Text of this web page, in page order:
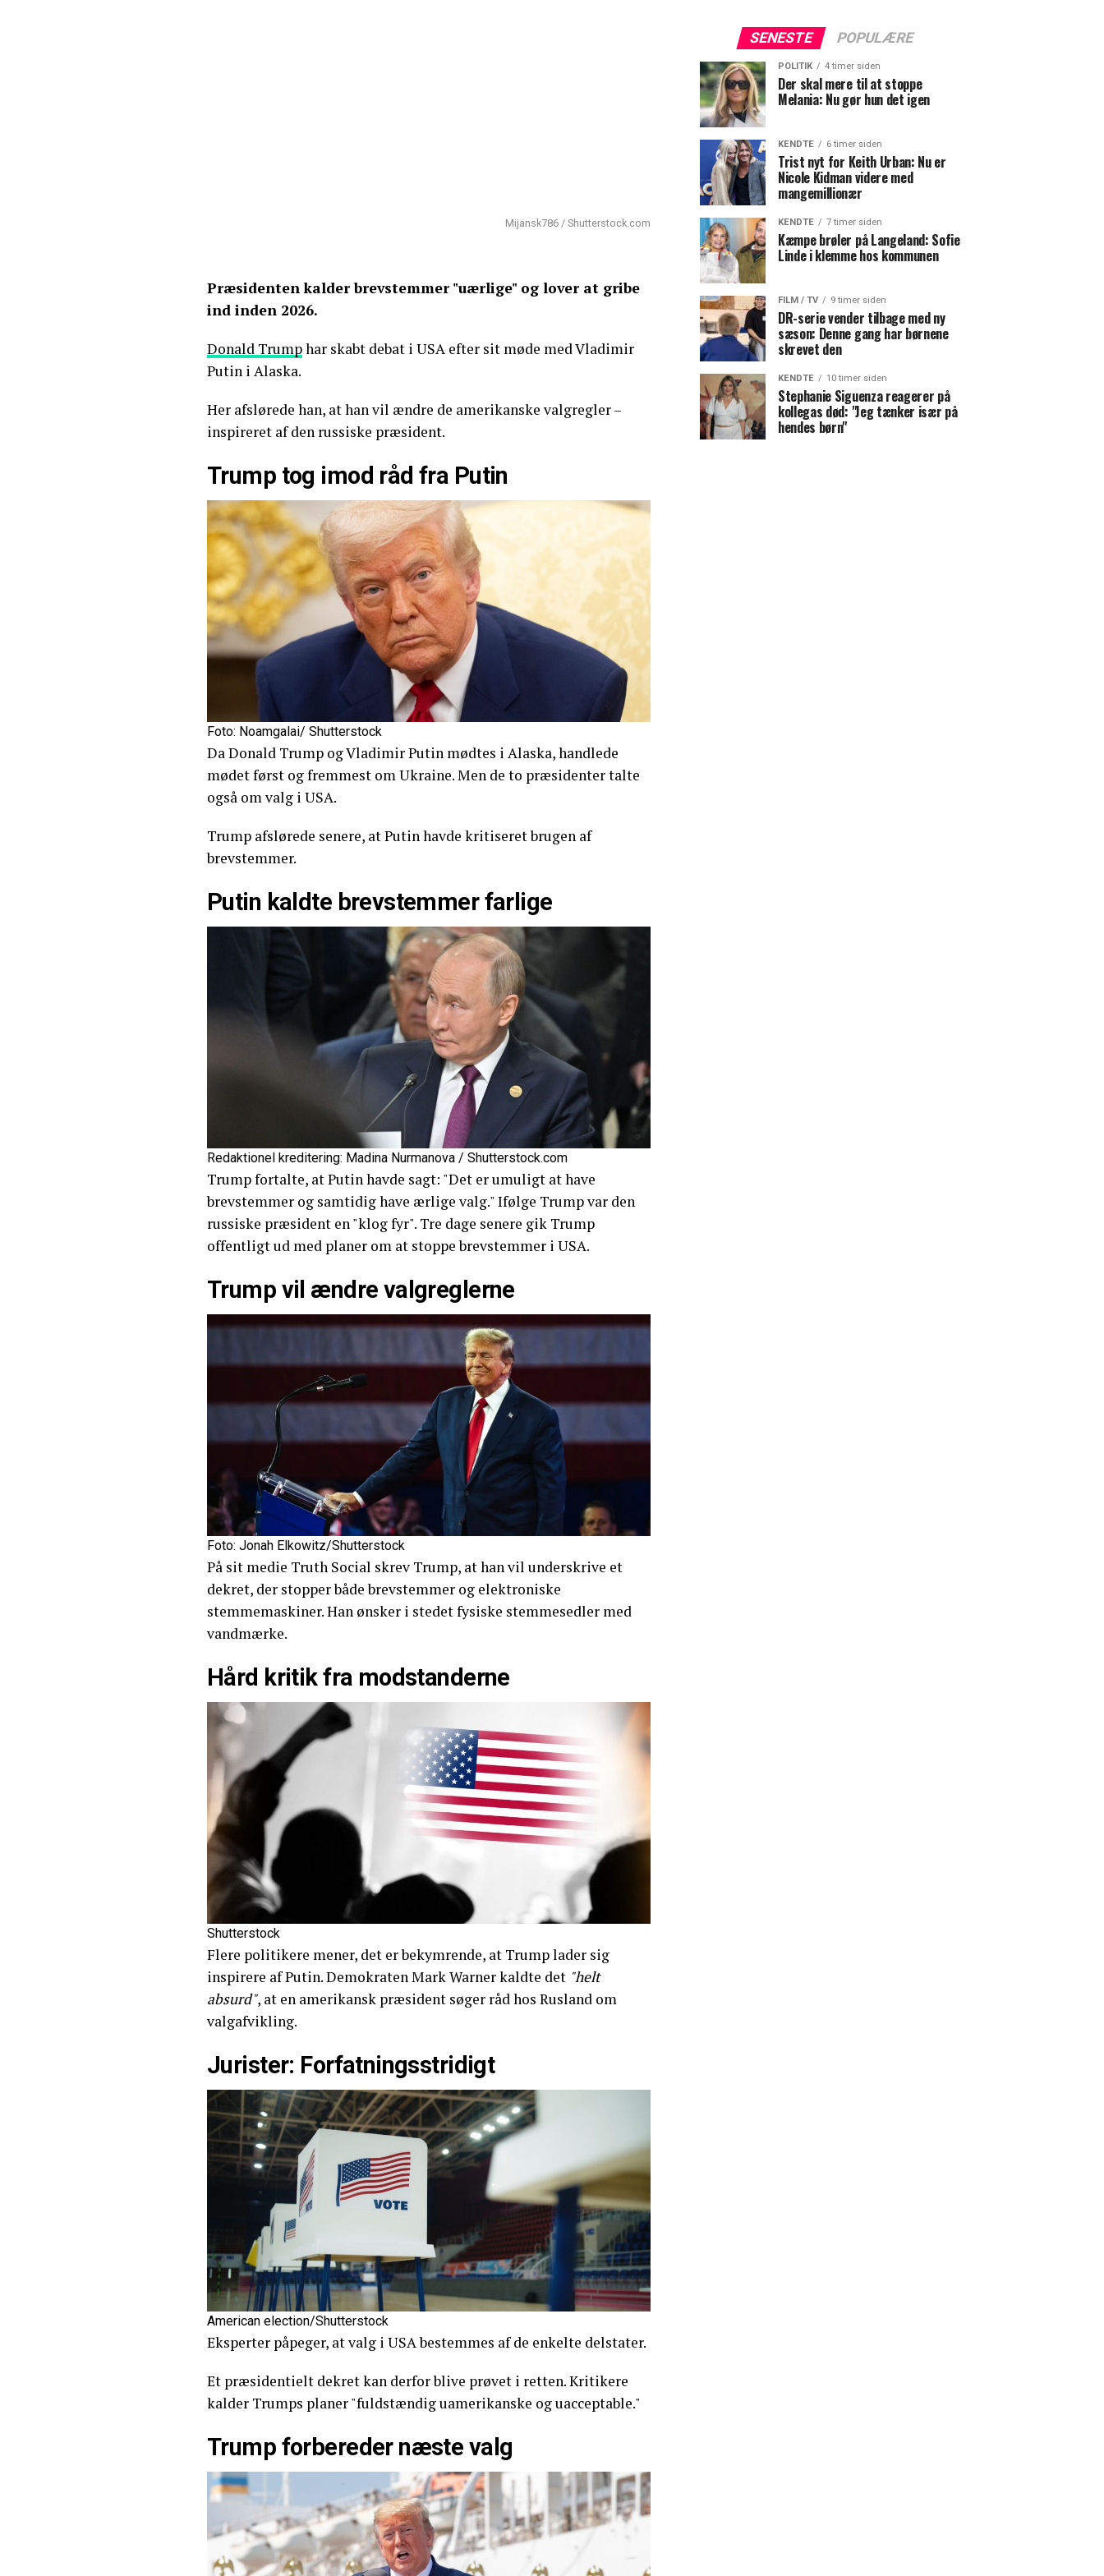
Mijansk786 / Shutterstock.com
Præsidenten kalder brevstemmer "uærlige" og lover at gribe
ind inden 2026.
Donald Trumphar skabt debat i USA efter sit møde med Vladimir
Putin i Alaska.
Her afslørede han, at han vil ændre de amerikanske valgregler –
inspireret af den russiske præsident.
Trump tog imod råd fra Putin
Foto: Noamgalai/ Shutterstock
Da Donald Trump og Vladimir Putin mødtes i Alaska, handlede
mødet først og fremmest om Ukraine. Men de to præsidenter talte
også om valg i USA.
Trump afslørede senere, at Putin havde kritiseret brugen af
brevstemmer.
Putin kaldte brevstemmer farlige
Redaktionel kreditering: Madina Nurmanova / Shutterstock.com
Trump fortalte, at Putin havde sagt: "Det er umuligt at have
brevstemmer og samtidig have ærlige valg." Ifølge Trump var den
russiske præsident en "klog fyr". Tre dage senere gik Trump
offentligt ud med planer om at stoppe brevstemmer i USA.
Trump vil ændre valgreglerne
Foto: Jonah Elkowitz/Shutterstock
På sit medie Truth Social skrev Trump, at han vil underskrive et
dekret, der stopper både brevstemmer og elektroniske
stemmemaskiner. Han ønsker i stedet fysiske stemmesedler med
vandmærke.
Hård kritik fra modstanderne
Shutterstock
Flere politikere mener, det er bekymrende, at Trump lader sig
inspirere af Putin. Demokraten Mark Warner kaldte det "helt
absurd", at en amerikansk præsident søger råd hos Rusland om
valgafvikling.
Jurister: Forfatningsstridigt
American election/Shutterstock
Eksperter påpeger, at valg i USA bestemmes af de enkelte delstater.
Et præsidentielt dekret kan derfor blive prøvet i retten. Kritikere
kalder Trumps planer "fuldstændig uamerikanske og uacceptable."
Trump forbereder næste valg
SENESTE POPULÆRE
POLITIK 4 timer siden
Der skal mere til at stoppe
Melania: Nu gør hun det igen
KENDTE 6 timer siden
Trist nyt for Keith Urban: Nu er
Nicole Kidman videre med
mangemillionær
KENDTE 7 timer siden
Kæmpe brøler på Langeland: Sofie
Linde i klemme hos kommunen
FILM / TV 9 timer siden
DR-serie vender tilbage med ny
sæson: Denne gang har børnene
skrevet den
KENDTE 10 timer siden
Stephanie Siguenza reagerer på
kollegas død: "Jeg tænker især på
hendes børn"